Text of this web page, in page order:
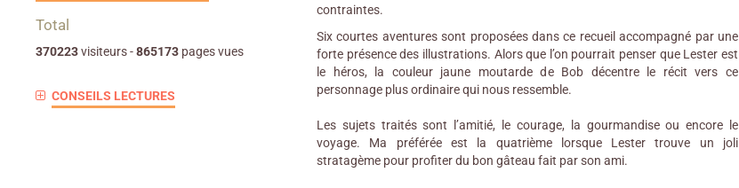
contraintes.
Six courtes aventures sont proposées dans ce recueil accompagné par une
forte présence des illustrations. Alors que l’on pourrait penser que Lester est
le héros, la couleur jaune moutarde de Bob décentre le récit vers ce
personnage plus ordinaire qui nous ressemble.
Les sujets traités sont l’amitié, le courage, la gourmandise ou encore le
voyage. Ma préférée est la quatrième lorsque Lester trouve un joli
stratagème pour profiter du bon gâteau fait par son ami.
Total
370223visiteurs -865173 pages vues
CONSEILS LECTURES